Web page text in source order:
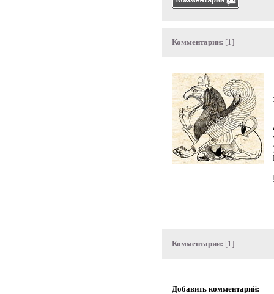
Комментарии: [1]
Комментарии: [1]
Добавить комментарий: